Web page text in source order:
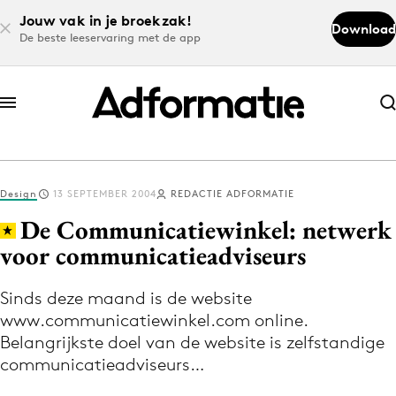
Jouw vak in je broekzak!
De beste leeservaring met de app
Download
Abonneer nu
Abonneer nu
Log in
Volg het laatste nieuws via de Adformatie
Nieuws app
Design 13 SEPTEMBER 2004 REDACTIE ADFORMATIE
De Communicatiewinkel: netwerk
voor communicatieadviseurs
Sinds deze maand is de website
www.communicatiewinkel.com online.
Belangrijkste doel van de website is zelfstandige
communicatieadviseurs…